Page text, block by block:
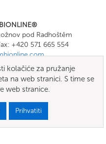
pod Radhoštěm
+420 571 665 554
kolačiće za pružanje
na web stranici. S time se
web stranice.
Prihvatiti